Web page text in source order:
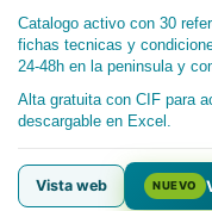
Catalogo activo con 30
fichas tecnicas y
24-48h en la peninsula y
Alta gratuita con CIF para
descargable en Excel.
Vista web NUEVO